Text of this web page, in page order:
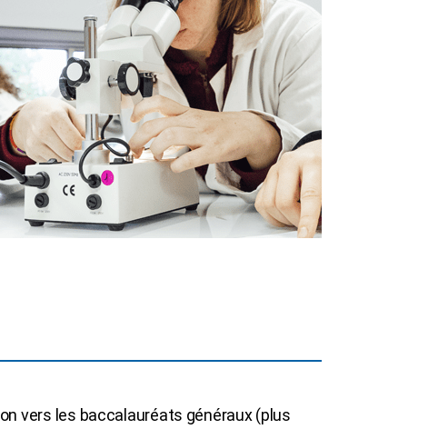
vers les baccalauréats généraux (plus